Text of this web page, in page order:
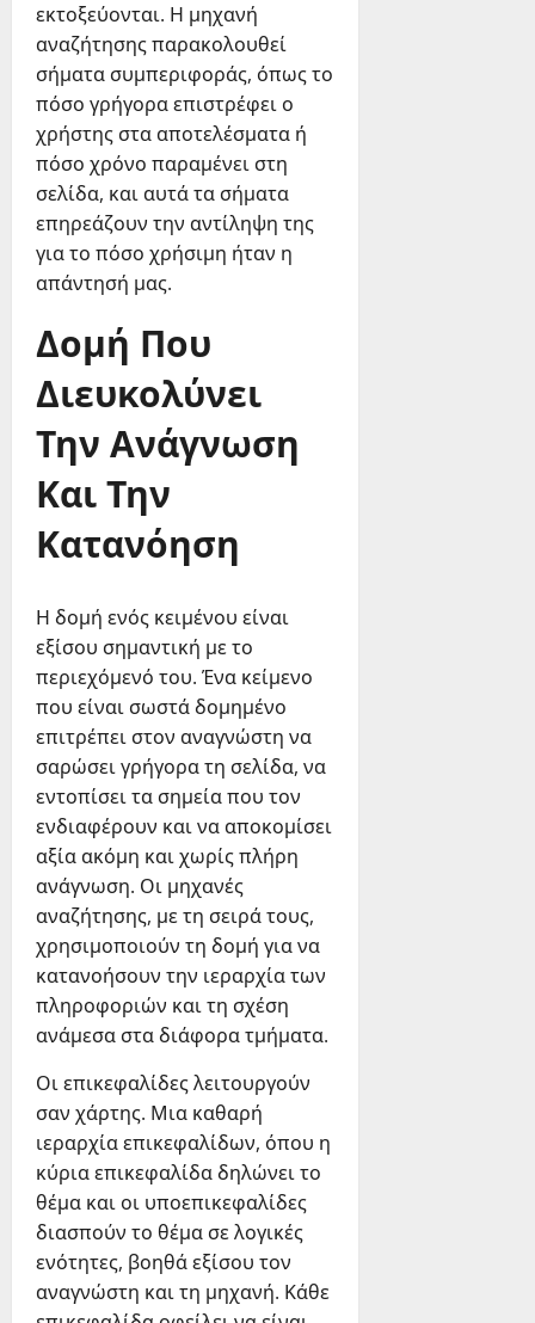
εκτοξεύονται. Η μηχανή
αναζήτησης παρακολουθεί
σήματα συμπεριφοράς, όπως το
πόσο γρήγορα επιστρέφει ο
χρήστης στα αποτελέσματα ή
πόσο χρόνο παραμένει στη
σελίδα, και αυτά τα σήματα
επηρεάζουν την αντίληψη της
για το πόσο χρήσιμη ήταν η
απάντησή μας.
Δομή Που
Διευκολύνει
Την Ανάγνωση
Και Την
Κατανόηση
Η δομή ενός κειμένου είναι
εξίσου σημαντική με το
περιεχόμενό του. Ένα κείμενο
που είναι σωστά δομημένο
επιτρέπει στον αναγνώστη να
σαρώσει γρήγορα τη σελίδα, να
εντοπίσει τα σημεία που τον
ενδιαφέρουν και να αποκομίσει
αξία ακόμη και χωρίς πλήρη
ανάγνωση. Οι μηχανές
αναζήτησης, με τη σειρά τους,
χρησιμοποιούν τη δομή για να
κατανοήσουν την ιεραρχία των
πληροφοριών και τη σχέση
ανάμεσα στα διάφορα τμήματα.
Οι επικεφαλίδες λειτουργούν
σαν χάρτης. Μια καθαρή
ιεραρχία επικεφαλίδων, όπου η
κύρια επικεφαλίδα δηλώνει το
θέμα και οι υποεπικεφαλίδες
διασπούν το θέμα σε λογικές
ενότητες, βοηθά εξίσου τον
αναγνώστη και τη μηχανή. Κάθε